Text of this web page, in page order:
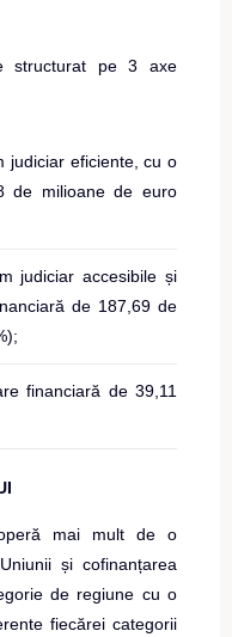
structurat pe 3 axe
judiciar eficiente, cu o
de milioane de euro
judiciar accesibile și
de 187,69 de
financiară de 39,11
mai mult de o
și cofinanțarea
de regiune cu o
fiecărei categorii